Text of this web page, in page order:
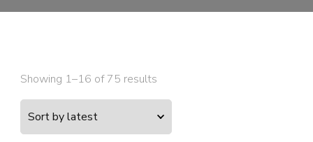
Showing 1–16 of 75 results